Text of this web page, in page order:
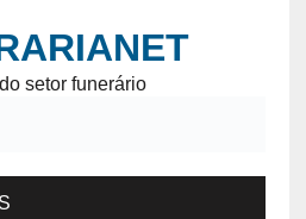
setor funerário